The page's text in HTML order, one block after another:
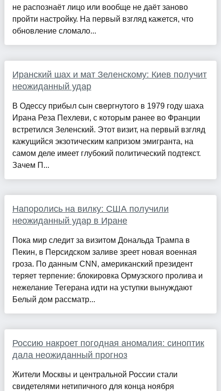
не распознаёт лицо или вообще не даёт заново
пройти настройку. На первый взгляд кажется, что
обновление сломало...
Иранский шах и мат Зеленскому: Киев получит
неожиданный удар
В Одессу прибыл сын свергнутого в 1979 году шаха
Ирана Реза Пехлеви, с которым ранее во Франции
встретился Зеленский. Этот визит, на первый взгляд
кажущийся экзотическим капризом эмигранта, на
самом деле имеет глубокий политический подтекст.
Зачем П...
Напоролись на вилку: США получили
неожиданный удар в Иране
Пока мир следит за визитом Дональда Трампа в
Пекин, в Персидском заливе зреет новая военная
гроза. По данным CNN, американский президент
теряет терпение: блокировка Ормузского пролива и
нежелание Тегерана идти на уступки вынуждают
Белый дом рассматр...
Россию накроет погодная аномалия: синоптик
дала неожиданный прогноз
Жители Москвы и центральной России стали
свидетелями нетипичного для конца ноября